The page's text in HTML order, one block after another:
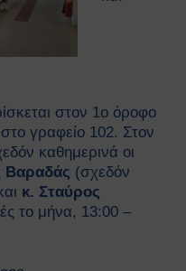
Κτιρίων
ΥΑΕ
Κίνδυνος
Ατομικής Προστασίας
Ουσίες
στον 1ο όροφο
στο γραφείο 102. Στον
καθημερινά οι
Βαραδάς (σχεδόν
κ. Σταύρος
το μήνα, 13:00 –